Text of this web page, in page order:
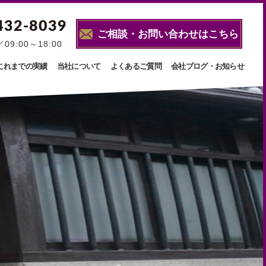
8039
09:00～18:00
ご相談・お問い合わせはこちら
れまでの実績 当社について よくあるご質問 会社ブログ・お知らせ